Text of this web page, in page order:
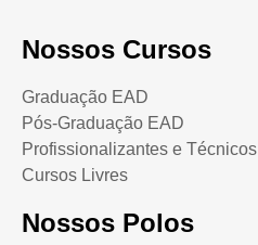
Nossos Cursos
Graduação EAD
Pós-Graduação EAD
Profissionalizantes e Técnicos
Cursos Livres
Nossos Polos